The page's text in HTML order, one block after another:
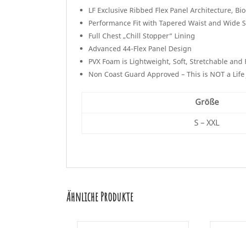
LF Exclusive Ribbed Flex Panel Architecture,
Performance Fit with Tapered Waist and Wide
Full Chest „Chill Stopper“ Lining
Advanced 44-Flex Panel Design
PVX Foam is Lightweight, Soft, Stretchable and
Non Coast Guard Approved – This is NOT a Life
Größe
S – XXL
Ähnliche Produkte